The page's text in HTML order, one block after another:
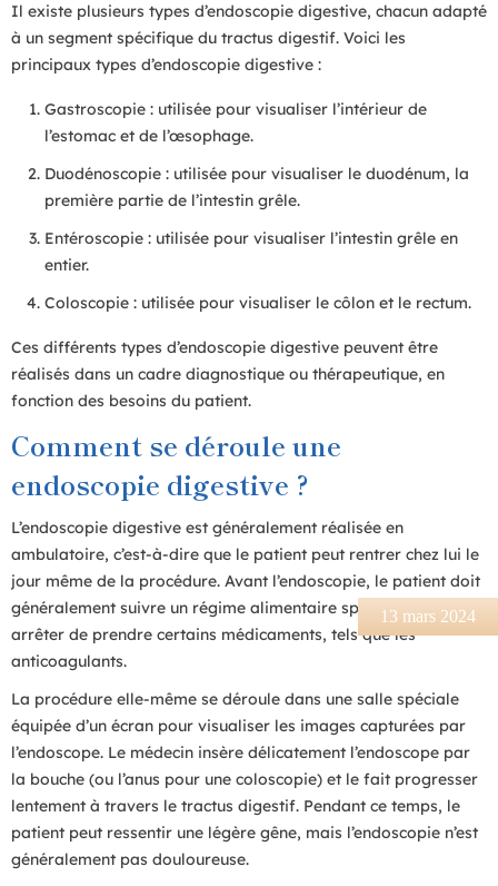
13 mars 2024
Il existe plusieurs types d’endoscopie digestive, chacun adapté
à un segment spécifique du tractus digestif. Voici les
principaux types d’endoscopie digestive :
Gastroscopie : utilisée pour visualiser l’intérieur de
l’estomac et de l’œsophage.
Duodénoscopie : utilisée pour visualiser le duodénum, la
première partie de l’intestin grêle.
Entéroscopie : utilisée pour visualiser l’intestin grêle en
entier.
Coloscopie : utilisée pour visualiser le côlon et le rectum.
Ces différents types d’endoscopie digestive peuvent être
réalisés dans un cadre diagnostique ou thérapeutique, en
fonction des besoins du patient.
Comment se déroule une
endoscopie digestive ?
L’endoscopie digestive est généralement réalisée en
ambulatoire, c’est-à-dire que le patient peut rentrer chez lui le
jour même de la procédure. Avant l’endoscopie, le patient doit
généralement suivre un régime alimentaire spécifique et
arrêter de prendre certains médicaments, tels que les
anticoagulants.
La procédure elle-même se déroule dans une salle spéciale
équipée d’un écran pour visualiser les images capturées par
l’endoscope. Le médecin insère délicatement l’endoscope par
la bouche (ou l’anus pour une coloscopie) et le fait progresser
lentement à travers le tractus digestif. Pendant ce temps, le
patient peut ressentir une légère gêne, mais l’endoscopie n’est
généralement pas douloureuse.